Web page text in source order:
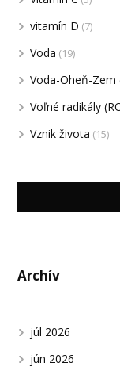
vitamín D (7)
Voda (19)
Voda-Oheň-Zem
Voľné radikály
Vznik života (15)
Archív
júl 2026
jún 2026